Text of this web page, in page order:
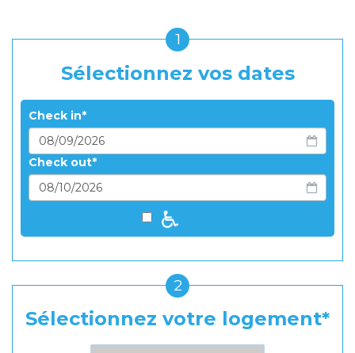
1
Sélectionnez vos dates
Check in
Check out
2
Sélectionnez votre logement